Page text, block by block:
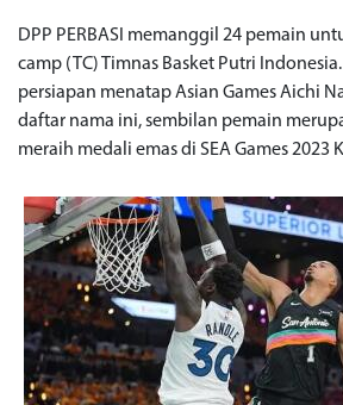
DPP PERBASI memanggil 24 pemain
camp (TC) Timnas Basket Putri
persiapan menatap Asian Games Aichi
daftar nama ini, sembilan pemain
meraih medali emas di SEA Games 2023